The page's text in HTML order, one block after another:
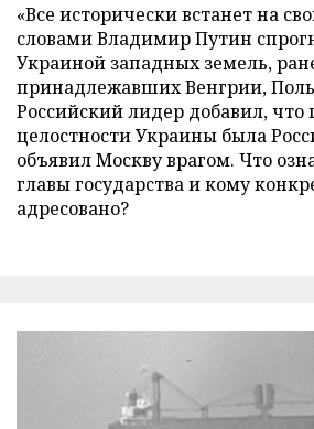
«Все исторически встанет на
словами Владимир Путин
Украиной западных земель,
принадлежавших Венгрии,
Российский лидер добавил, что
целостности Украины была
объявил Москву врагом. Что
главы государства и кому
адресовано?